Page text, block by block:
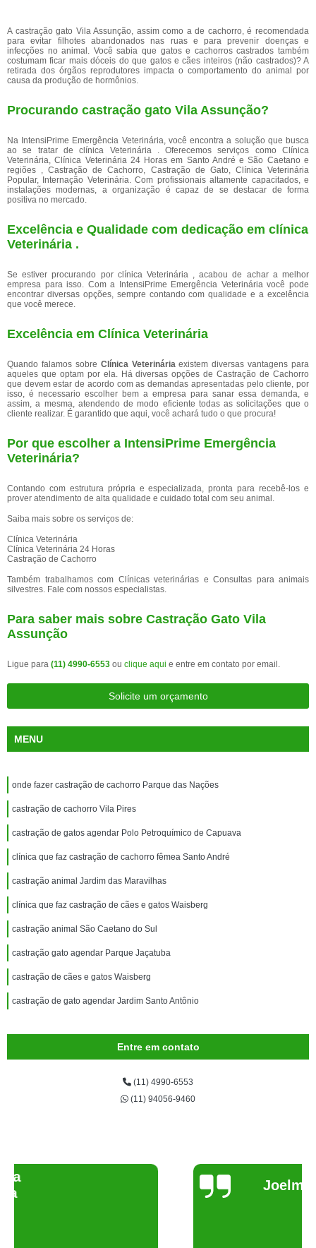
A castração gato Vila Assunção, assim como a de cachorro, é recomendada
para evitar filhotes abandonados nas ruas e para prevenir doenças e
infecções no animal. Você sabia que gatos e cachorros castrados também
costumam ficar mais dóceis do que gatos e cães inteiros (não castrados)? A
retirada dos órgãos reprodutores impacta o comportamento do animal por
causa da produção de hormônios.
Procurando castração gato Vila Assunção?
Na IntensiPrime Emergência Veterinária, você encontra a solução que busca
ao se tratar de clínica Veterinária . Oferecemos serviços como Clínica
Veterinária, Clínica Veterinária 24 Horas em Santo André e São Caetano e
regiões , Castração de Cachorro, Castração de Gato, Clínica Veterinária
Popular, Internação Veterinária. Com profissionais altamente capacitados, e
instalações modernas, a organização é capaz de se destacar de forma
positiva no mercado.
Excelência e Qualidade com dedicação em clínica
Veterinária .
Se estiver procurando por clínica Veterinária , acabou de achar a melhor
empresa para isso. Com a IntensiPrime Emergência Veterinária você pode
encontrar diversas opções, sempre contando com qualidade e a excelência
que você merece.
Excelência em Clínica Veterinária
Quando falamos sobre Clínica Veterináriaexistem diversas vantagens para
aqueles que optam por ela. Há diversas opções de Castração de Cachorro
que devem estar de acordo com as demandas apresentadas pelo cliente, por
isso, é necessario escolher bem a empresa para sanar essa demanda, e
assim, a mesma, atendendo de modo eficiente todas as solicitações que o
cliente realizar. É garantido que aqui, você achará tudo o que procura!
Por que escolher a IntensiPrime Emergência
Veterinária?
Contando com estrutura própria e especializada, pronta para recebê-los e
prover atendimento de alta qualidade e cuidado total com seu animal.
Saiba mais sobre os serviços de:
Clínica Veterinária
Clínica Veterinária 24 Horas
Castração de Cachorro
Também trabalhamos com Clínicas veterinárias e Consultas para animais
silvestres. Fale com nossos especialistas.
Para saber mais sobre Castração Gato Vila
Assunção
Ligue para (11) 4990-6553 ou clique aqui e entre em contato por email.
Solicite um orçamento
MENU
onde fazer castração de cachorro Parque das Nações
castração de cachorro Vila Pires
castração de gatos agendar Polo Petroquímico de Capuava
clínica que faz castração de cachorro fêmea Santo André
castração animal Jardim das Maravilhas
clínica que faz castração de cães e gatos Waisberg
castração animal São Caetano do Sul
castração gato agendar Parque Jaçatuba
castração de cães e gatos Waisberg
castração de gato agendar Jardim Santo Antônio
Entre em contato
(11) 4990-6553
(11) 94056-9460